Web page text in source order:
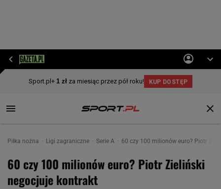
Piłka nożna Ligi zagraniczne Serie A 60 czy 100 milionów euro? Piotr
60 czy 100 milionów euro? Piotr Zieliński
negocjuje kontrakt